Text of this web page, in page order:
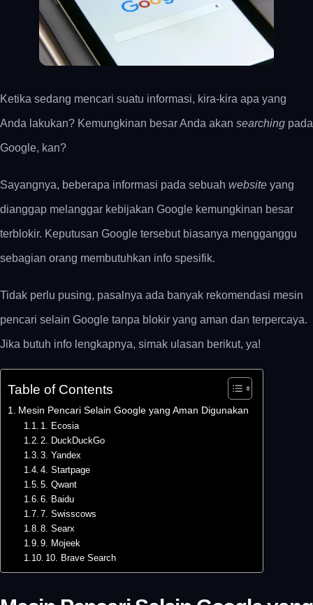
Ketika sedang mencari suatu informasi, kira-kira apa yang
Anda lakukan? Kemungkinan besar Anda akan searching pada
Google, kan?
Sayangnya, beberapa informasi pada sebuah website yang
dianggap melanggar kebijakan Google kemungkinan besar
terblokir. Keputusan Google tersebut biasanya mengganggu
sebagian orang membutuhkan info spesifik.
Tidak perlu pusing, pasalnya ada banyak rekomendasi mesin
pencari selain Google tanpa blokir yang aman dan terpercaya.
Jika butuh info lengkapnya, simak ulasan berikut, ya!
Table of Contents
Mesin Pencari Selain Google yang Aman Digunakan
1. Ecosia
2. DuckDuckGo
3. Yandex
4. Startpage
5. Qwant
6. Baidu
7. Swisscows
8. Searx
9. Mojeek
10. Brave Search